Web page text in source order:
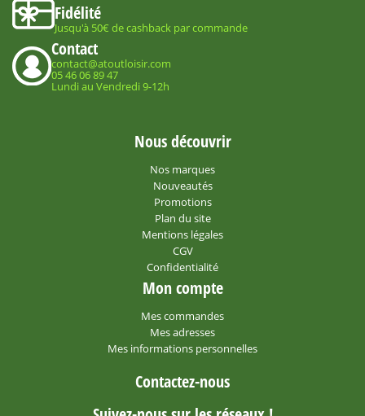
Fidélité
Jusqu'à 50€ de cashback par commande
Contact
contact@atoutloisir.com
05 46 06 89 47
Lundi au Vendredi 9-12h
Nous découvrir
Nos marques
Nouveautés
Promotions
Plan du site
Mentions légales
CGV
Confidentialité
Mon compte
Mes commandes
Mes adresses
Mes informations personnelles
Contactez-nous